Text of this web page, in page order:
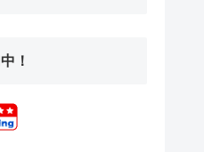
！